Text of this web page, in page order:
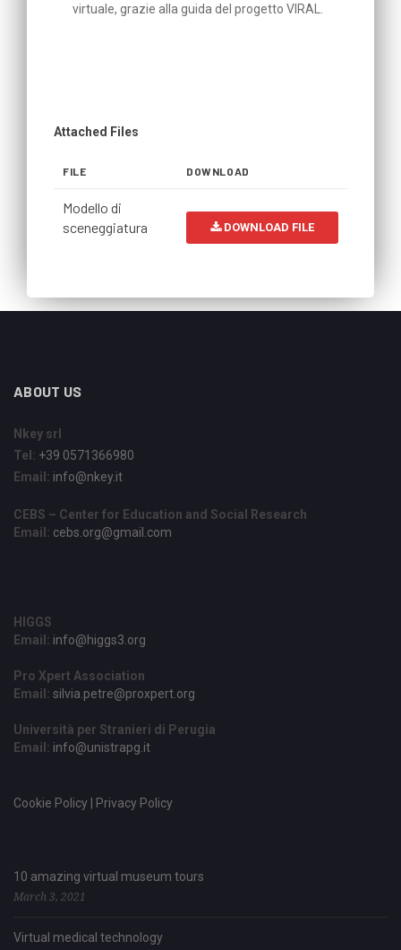
virtuale, grazie alla guida del progetto VIRAL.
Attached Files
FILE DOWNLOAD
Modello di
sceneggiatura
DOWNLOAD FILE
ABOUT US
Nkey srl
Tel: +39 0571366980
Email: info@nkey.it
CEBS – Center for Education and Social Research
Email: cebs.org@gmail.com
HIGGS
Email: info@higgs3.org
Pro Xpert Association
Email: silvia.petre@proxpert.org
Università per Stranieri di Perugia
Email: info@unistrapg.it
Cookie Policy | Privacy Policy
10 amazing virtual museum tours
March 3, 2021
Virtual medical technology